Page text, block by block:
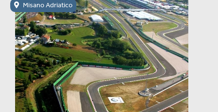
Misano Adriatico